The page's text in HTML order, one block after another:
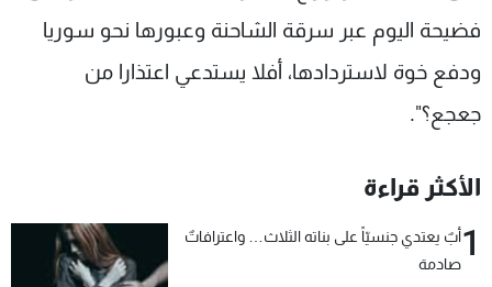
فضيحة اليوم عبر سرقة الشاحنة وعبورها نحو سوريا
ودفع خوة لاستردادها، أفلا يستدعي اعتذارا من
جعجع؟".
الأكثر قراءة
1أبٌ يعتدي جنسيّاً على بناته الثلاث… واعترافاتٌ
صادمة